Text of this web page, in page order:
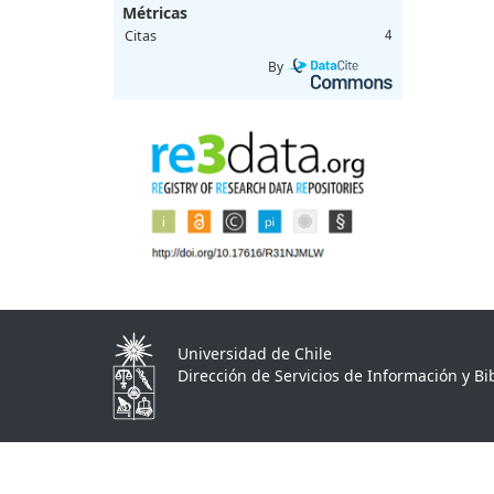
Métricas
Citas 4
By
Universidad de Chile
Dirección de Servicios de Información y